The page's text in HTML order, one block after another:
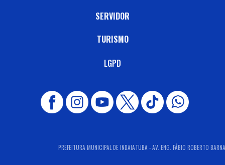
SERVIDOR
TURISMO
LGPD
PREFEITURA MUNICIPAL DE INDAIATUBA - AV. ENG. FÁBIO ROBERTO